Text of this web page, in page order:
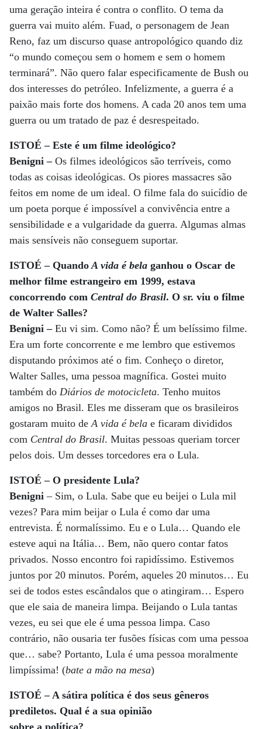
uma geração inteira é contra o conflito. O tema da
guerra vai muito além. Fuad, o personagem de Jean
Reno, faz um discurso quase antropológico quando diz
“o mundo começou sem o homem e sem o homem
terminará”. Não quero falar especificamente de Bush ou
dos interesses do petróleo. Infelizmente, a guerra é a
paixão mais forte dos homens. A cada 20 anos tem uma
guerra ou um tratado de paz é desrespeitado.
ISTOÉ – Este é um filme ideológico?
Benigni –Os filmes ideológicos são terríveis, como
todas as coisas ideológicas. Os piores massacres são
feitos em nome de um ideal. O filme fala do suicídio de
um poeta porque é impossível a convivência entre a
sensibilidade e a vulgaridade da guerra. Algumas almas
mais sensíveis não conseguem suportar.
ISTOÉ – QuandoA vida é bela ganhou o Oscar de
melhor filme estrangeiro em 1999, estava
concorrendo com Central do Brasil. O sr. viu o filme
de Walter Salles?
Benigni –Eu vi sim. Como não? É um belíssimo filme.
Era um forte concorrente e me lembro que estivemos
disputando próximos até o fim. Conheço o diretor,
Walter Salles, uma pessoa magnífica. Gostei muito
também do Diários de motocicleta. Tenho muitos
amigos no Brasil. Eles me disseram que os brasileiros
gostaram muito deA vida é bela e ficaram divididos
com Central do Brasil. Muitas pessoas queriam torcer
pelos dois. Um desses torcedores era o Lula.
ISTOÉ – O presidente Lula?
Benigni– Sim, o Lula. Sabe que eu beijei o Lula mil
vezes? Para mim beijar o Lula é como dar uma
entrevista. É normalíssimo. Eu e o Lula… Quando ele
esteve aqui na Itália… Bem, não quero contar fatos
privados. Nosso encontro foi rapidíssimo. Estivemos
juntos por 20 minutos. Porém, aqueles 20 minutos… Eu
sei de todos estes escândalos que o atingiram… Espero
que ele saia de maneira limpa. Beijando o Lula tantas
vezes, eu sei que ele é uma pessoa limpa. Caso
contrário, não ousaria ter fusões físicas com uma pessoa
que… sabe? Portanto, Lula é uma pessoa moralmente
limpíssima! (bate a mão na mesa)
ISTOÉ – A sátira política é dos seus gêneros
prediletos. Qual é a sua opinião
sobre a política?